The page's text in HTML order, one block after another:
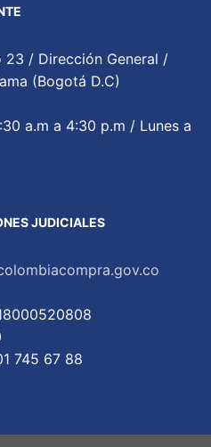
23 / Dirección General /
(Bogotá D.C)
a.m a 4:30 p.m / Lunes a
JUDICIALES
745 67 88